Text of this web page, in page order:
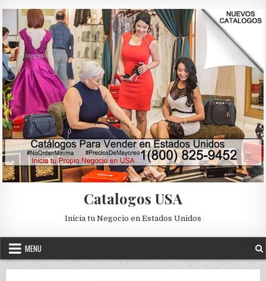
Catalogos USA
Inicia tu Negocio en Estados Unidos
MENU